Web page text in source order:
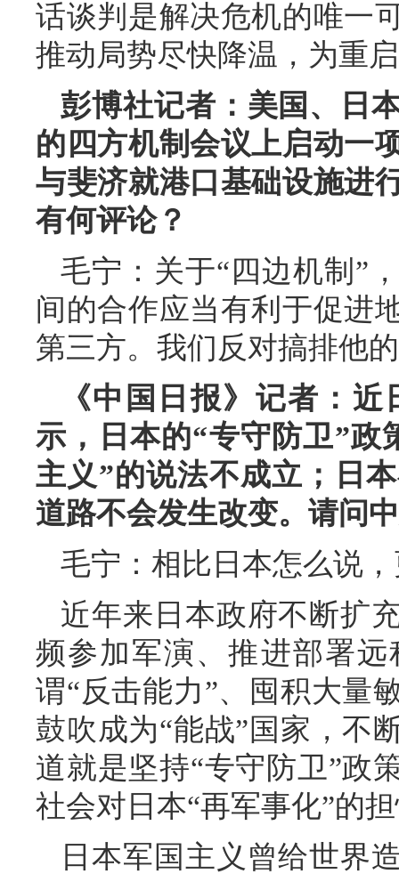
话谈判是解决危机的唯一
推动局势尽快降温，为重
彭博社记者：美国、日
的四方机制会议上启动一
与斐济就港口基础设施进
有何评论？
毛宁：关于“四边机制”
间的合作应当有利于促进
第三方。我们反对搞排他
《中国日报》记者：
示，日本的“专守防卫”政
主义”的说法不成立；日
道路不会发生改变。请问
毛宁：相比日本怎么说
近年来日本政府不断扩
频参加军演、推进部署
谓“反击能力”、囤积大量
鼓吹成为“能战”国家，不
道就是坚持“专守防卫”政
社会对日本“再军事化”的
日本军国主义曾给世界